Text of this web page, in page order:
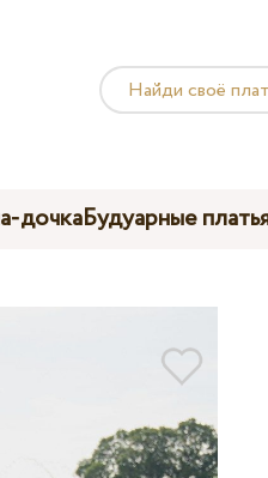
дочкаБудуарные